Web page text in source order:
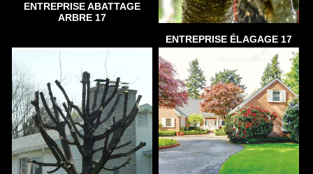
ENTREPRISE ABATTAGE
ARBRE 17
ENTREPRISE ÉLAGAGE 17